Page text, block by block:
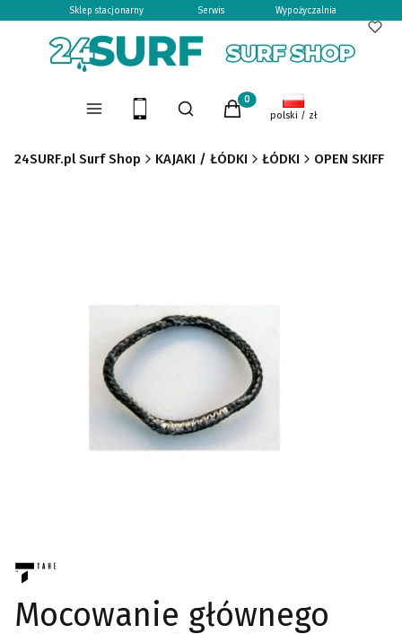
Sklep stacjonarny Serwis Wypożyczalnia
Menu Otwórz wyszukiwarkę
Szukaj Produkty w koszyku: 0.
Koszyk
polski / zł
24SURF.pl Surf Shop KAJAKI / ŁÓDKI ŁÓDKI OPEN SKIFF
Mocowanie głównego